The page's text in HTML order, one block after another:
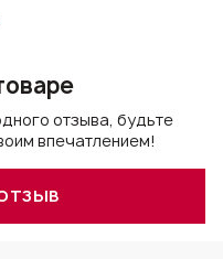
отзыва, будьте
впечатлением!